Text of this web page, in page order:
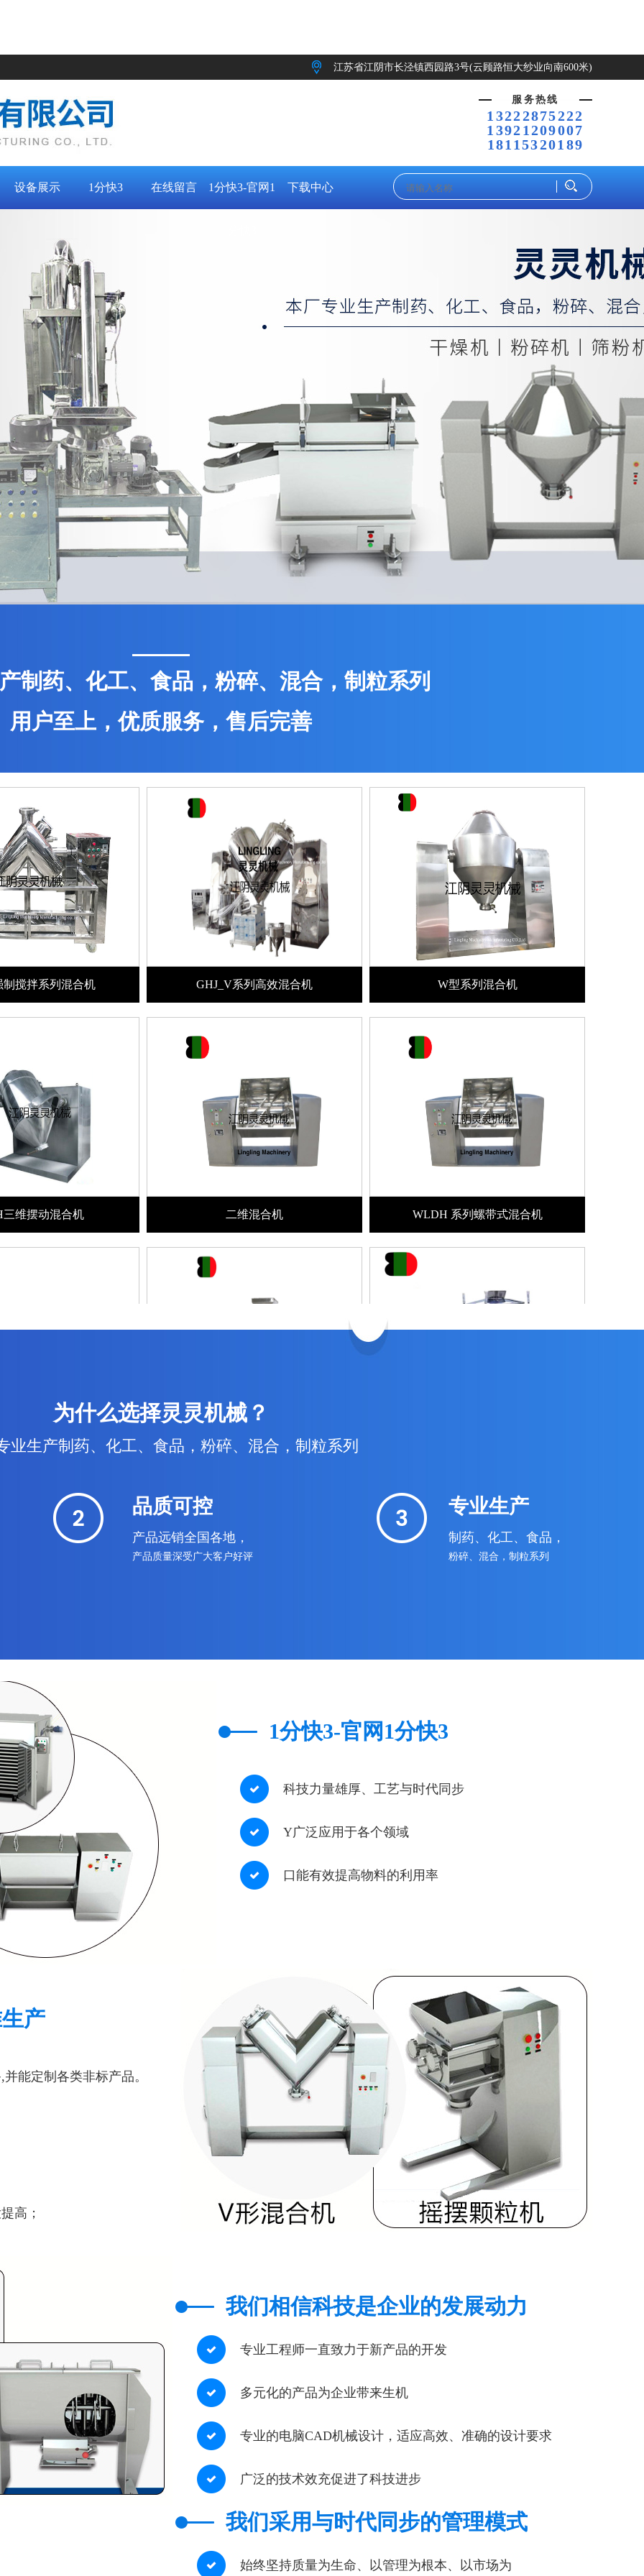
江苏省江阴市长泾镇西园路3号(云顾路恒大纱业向南600米)
服务热线
13222875222
13921209007
18115320189
设备展示 1分快3 在线留言 1分快3-官网1 下载中心
制药、化工、食品，粉碎、混合，制粒系列
用户至上，优质服务，售后完善
搅拌系列混合机 GHJ_V系列高效混合机 W型系列混合机
三维摆动混合机 二维混合机 WLDH 系列螺带式混合机
单浆槽形混合机 FTS系列旋转筛
为什么选择灵灵机械？
业生产制药、化工、食品，粉碎、混合，制粒系列
品质可控
产品远销全国各地，
产品质量深受广大客户好评
专业生产
制药、化工、食品，
粉碎、混合，制粒系列
1分快3-官网1分快3
科技力量雄厚、工艺与时代同步
Y广泛应用于各个领域
口能有效提高物料的利用率
产
能定制各类非标产品。
高；
我们相信科技是企业的发展动力
专业工程师一直致力于新产品的开发
多元化的产品为企业带来生机
专业的电脑CAD机械设计，适应高效、准确的设计要求
广泛的技术效充促进了科技进步
我们采用与时代同步的管理模式
始终坚持质量为生命、以管理为根本、以市场为